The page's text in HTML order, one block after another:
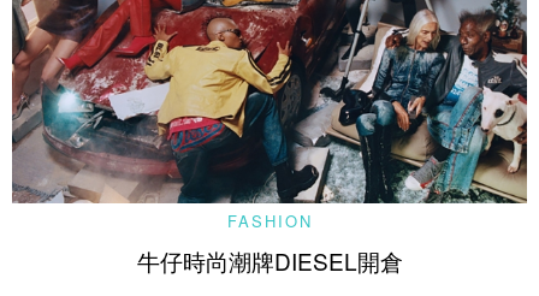
FASHION
牛仔時尚潮牌DIESEL開倉